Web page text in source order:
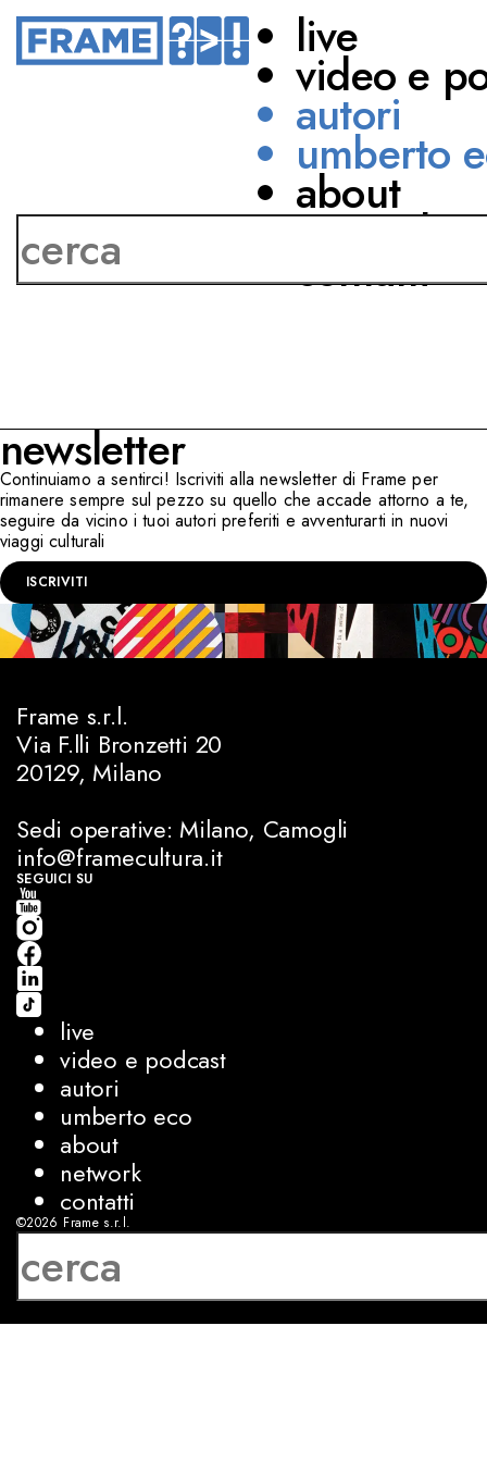
live
video e
autori
umberto
about
network
contatti
Carlo Faggi
newsletter
Continuiamo a sentirci! Iscriviti alla newsletter di Frame per
rimanere sempre sul pezzo su quello che accade attorno a te,
seguire da vicino i tuoi autori preferiti e avventurarti in nuovi
viaggi culturali
ISCRIVITI
Frame s.r.l.
Via F.lli Bronzetti 20
20129, Milano
Sedi operative: Milano, Camogli
info@framecultura.it
SEGUICI SU
live
video e podcast
autori
umberto eco
about
network
contatti
©2026 Frame s.r.l.
P.IVA 08927250962
sviluppo:Luca Bunino